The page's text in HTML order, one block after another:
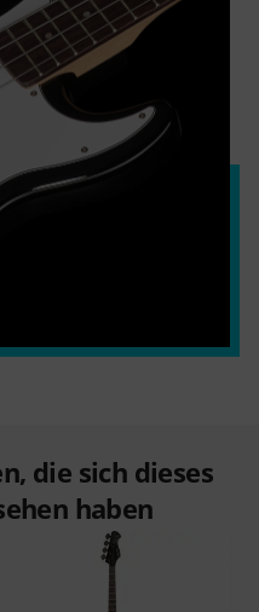
die sich dieses
haben